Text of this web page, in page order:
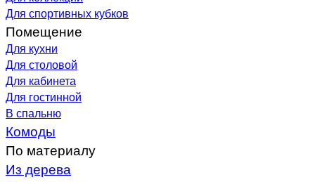
Для спортивных кубков
Помещение
Для кухни
Для столовой
Для кабинета
Для гостинной
В спальню
Комоды
По материалу
Из дерева